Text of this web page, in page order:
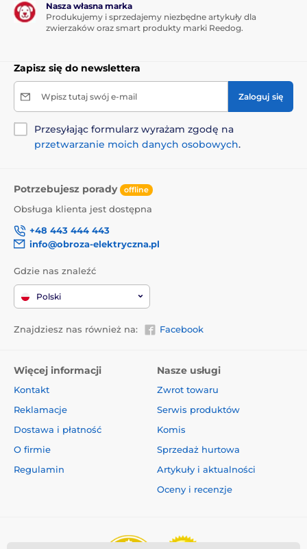
Nasza własna marka
Produkujemy i sprzedajemy niezbędne artykuły dla
zwierzaków oraz smart produkty marki Reedog.
Zapisz się do newslettera
Wpisz tutaj swój e-mail Zaloguj się
Przesyłając formularz wyrażam zgodę na
przetwarzanie moich danych osobowych.
Potrzebujesz porady offline
Obsługa klienta jest dostępna
+48 443 444 443
info@obroza-elektryczna.pl
Gdzie nas znaleźć
Polski
Znajdziesz nas również na: Facebook
Więcej informacji
Kontakt
Reklamacje
Dostawa i płatność
O firmie
Regulamin
Nasze usługi
Zwrot towaru
Serwis produktów
Komis
Sprzedaż hurtowa
Artykuły i aktualności
Oceny i recenzje